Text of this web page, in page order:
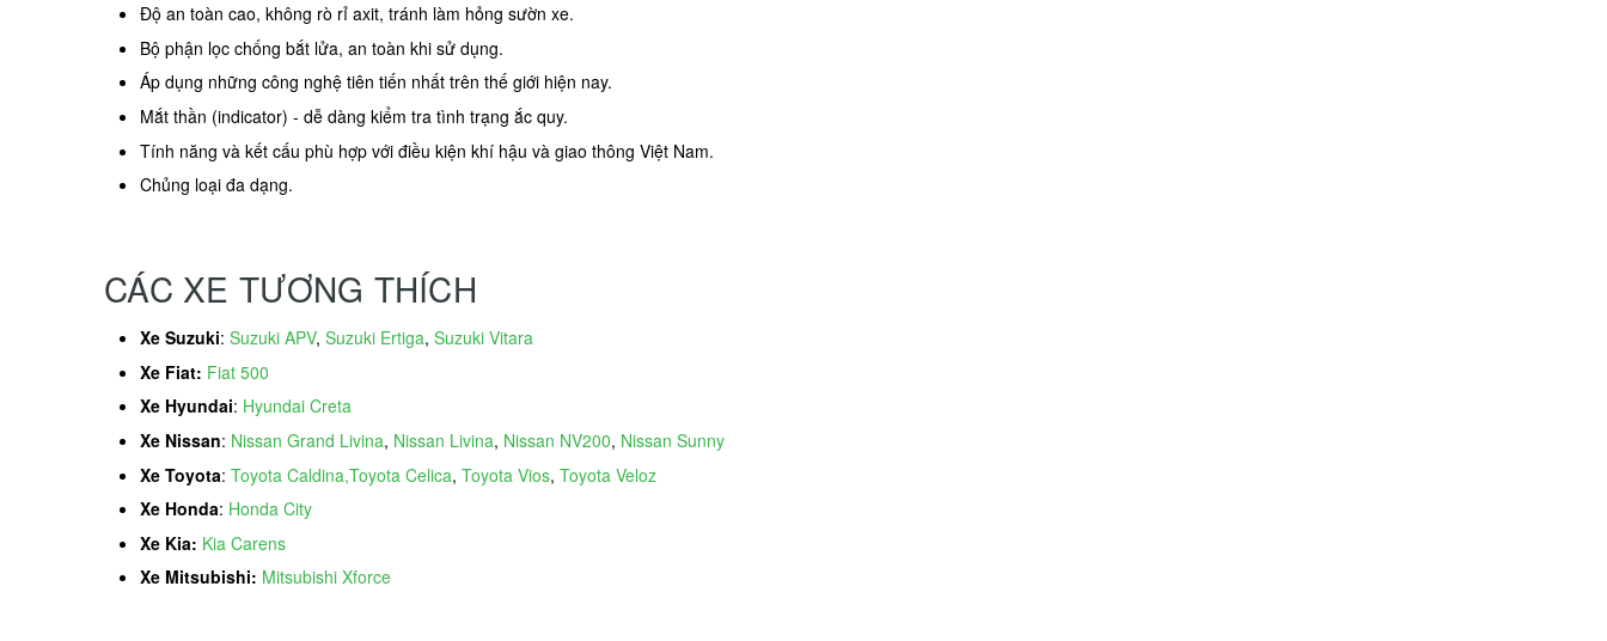
Độ an toàn cao, không rò rỉ axit, tránh làm hỏng sườn xe.
Bộ phận lọc chống bắt lửa, an toàn khi sử dụng.
Áp dụng những công nghệ tiên tiến nhất trên thế giới hiện nay.
Mắt thần (indicator) - dễ dàng kiểm tra tình trạng ắc quy.
Tính năng và kết cấu phù hợp với điều kiện khí hậu và giao thông Việt Nam.
Chủng loại đa dạng.
CÁC XE TƯƠNG THÍCH
Xe Suzuki: Suzuki APV, Suzuki Ertiga, Suzuki Vitara
Xe Fiat: Fiat 500
Xe Hyundai: Hyundai Creta
Xe Nissan: Nissan Grand Livina, Nissan Livina, Nissan NV200, Nissan Sunny
Xe Toyota: Toyota Caldina,Toyota Celica, Toyota Vios, Toyota Veloz
Xe Honda: Honda City
Xe Kia: Kia Carens
Xe Mitsubishi: Mitsubishi Xforce